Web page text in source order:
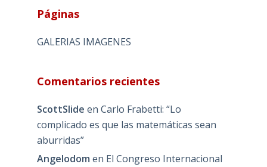
Páginas
GALERIAS IMAGENES
Comentarios recientes
ScottSlide en Carlo Frabetti: “Lo
complicado es que las matemáticas sean
aburridas”
Angelodom en El Congreso Internacional